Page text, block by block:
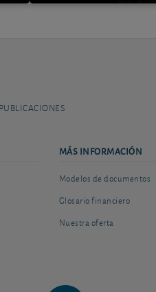
PUBLICACIONES
MÁS INFORMACIÓN
Modelos de documentos
Glosario financiero
Nuestra oferta